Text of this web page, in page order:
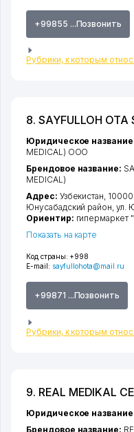
+99855 ...Позвонить
Рубрики, к которым
8. SAYFULLOH OTA
Код страны: +998
E-mail: sayfullohota@mail.ru
+99871 ...Позвонить
Рубрики, к которым
Юридическое
MEDICAL) ООО
Брендовое название:
MEDICAL)
Адрес: Узбекистан,
Юнусабадский район,ул.
Ориентир:
Показать на карте
9. REAL MEDIKAL
Юридическое
Брендовое название: